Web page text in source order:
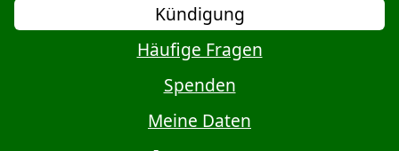
Kündigung
Häufige Fragen
Spenden
Meine Daten